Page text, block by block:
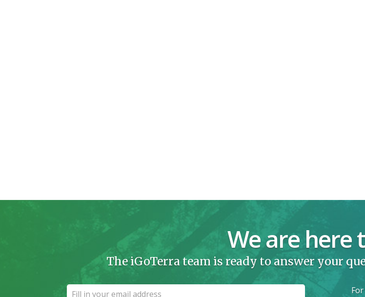
We are here
The iGoTerra team is ready to answer your